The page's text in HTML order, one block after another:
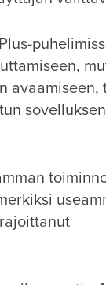
avaamiseen,
sovelluksen